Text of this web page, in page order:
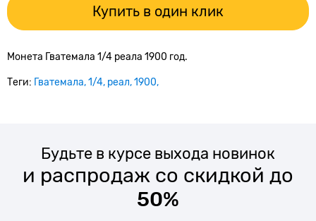
Купить в один клик
Монета Гватемала 1/4 реала 1900 год.
Теги: Гватемала 1/4 реал 1900
Будьте в курсе выхода новинок
и распродаж со скидкой до
50%